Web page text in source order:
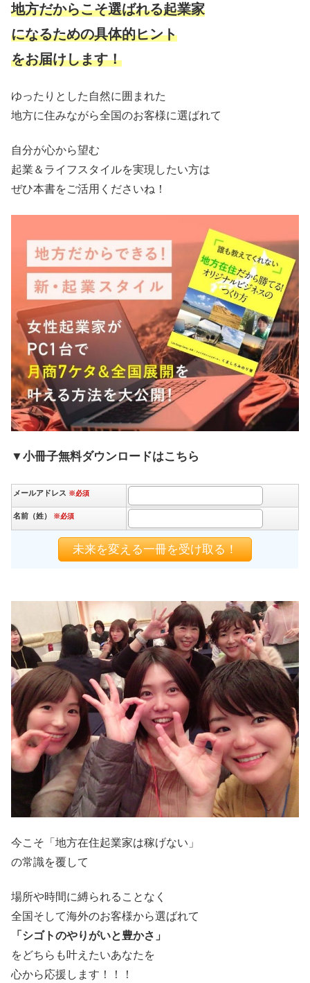
地方だからこそ選ばれる起業家
になるための具体的ヒント
をお届けします！
ゆったりとした自然に囲まれた
地方に住みながら全国のお客様に選ばれて
自分が心から望む
起業＆ライフスタイルを実現したい方は
ぜひ本書をご活用くださいね！
▼小冊子無料ダウンロードはこちら
メールアドレス ※必須
名前（姓） ※必須
今こそ「地方在住起業家は稼げない」
の常識を覆して
場所や時間に縛られることなく
全国そして海外のお客様から選ばれて
「シゴトのやりがいと豊かさ」
をどちらも叶えたいあなたを
心から応援します！！！